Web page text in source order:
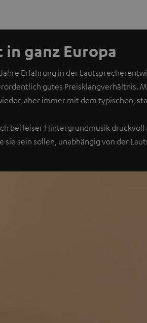
in ganz Europa
Erfahrung in der
gutes Preisklangverhältnis.
aber immer mit dem typischen,
bei leiser Hintergrundmusik
sie sein sollen, unabhängig von der